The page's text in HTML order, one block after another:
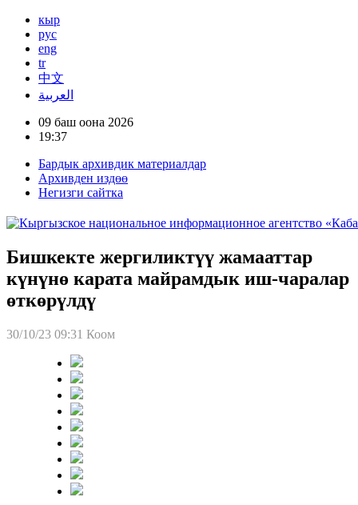
кыр
рус
eng
tr
中文
العربية
09 баш оона 2026
19:37
Бардык архивдик материалдар
Архивден издөө
Негизги сайтка
Бишкекте жергиликтүү жамааттар
күнүнө карата майрамдык иш-чаралар
өткөрүлдү
30/10/23 09:31 Коом